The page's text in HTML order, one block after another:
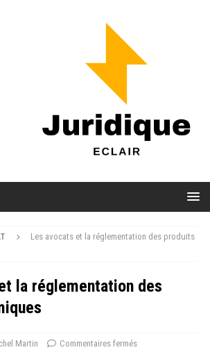
Les avocats et la réglementation des produits
la réglementation des
Martin Commentaires fermés